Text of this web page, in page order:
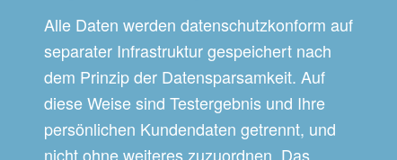
Alle Daten werden datenschutzkonform auf
separater Infrastruktur gespeichert nach
dem Prinzip der Datensparsamkeit. Auf
diese Weise sind Testergebnis und Ihre
persönlichen Kundendaten getrennt, und
nicht ohne weiteres zuzuordnen. Das